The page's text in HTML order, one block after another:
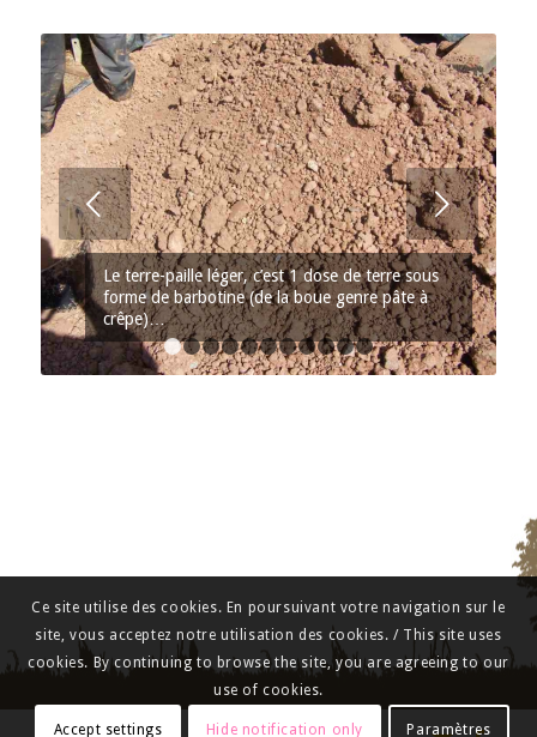
Le terre-paille léger, c’est 1 dose de terre sous
forme de barbotine (de la boue genre pâte à
crêpe)…
Suivant
1 2 3 4 5 6 7 8 9 1011
Ce site utilise des cookies. En poursuivant votre navigation sur le
site, vous acceptez notre utilisation des cookies. / This site uses
cookies. By continuing to browse the site, you are agreeing to our
use of cookies.
Accept settings Hide notification only Paramètres